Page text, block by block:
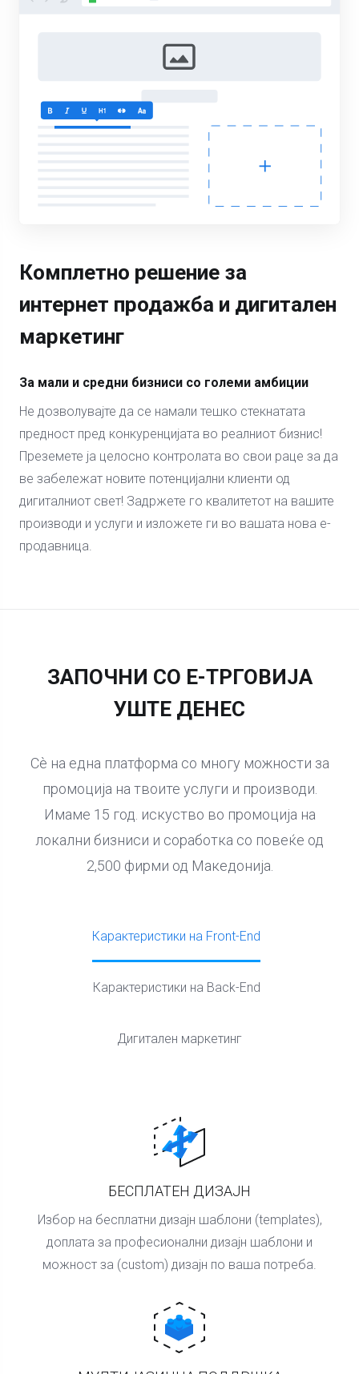
Комплетно решение за
интернет продажба и дигитален
маркетинг
За мали и средни бизниси со големи амбиции
Не дозволувајте да се намали тешко стекнатата
предност пред конкуренцијата во реалниот бизнис!
Преземете ја целосно контролата во свои раце за да
ве забележат новите потенцијални клиенти од
дигиталниот свет! Задржете го квалитетот на вашите
производи и услуги и изложете ги во вашата нова е-
продавница.
ЗАПОЧНИ СО Е-ТРГОВИЈА
УШТЕ ДЕНЕС
Сè на една платформа со многу можности за
промоција на твоите услуги и производи.
Имаме 15 год. искуство во промоција на
локални бизниси и соработка со повеќе од
2,500 фирми од Македонија.
Карактеристики на Front-End
Карактеристики на Back-End
Дигитален маркетинг
БЕСПЛАТЕН ДИЗАЈН
Избор на бесплатни дизајн шаблони (templates),
доплата за професионални дизајн шаблони и
можност за (custom) дизајн по ваша потреба.